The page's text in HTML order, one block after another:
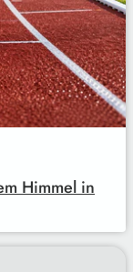
Himmel in